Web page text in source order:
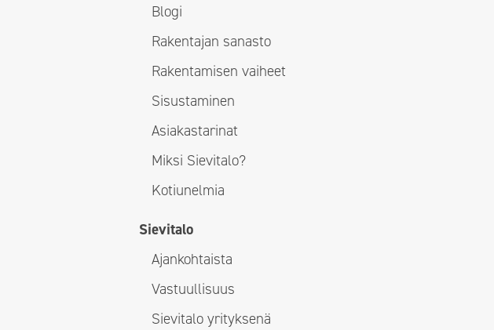
Blogi
Rakentajan sanasto
Rakentamisen vaiheet
Sisustaminen
Asiakastarinat
Miksi Sievitalo?
Kotiunelmia
Sievitalo
Ajankohtaista
Vastuullisuus
Sievitalo yrityksenä